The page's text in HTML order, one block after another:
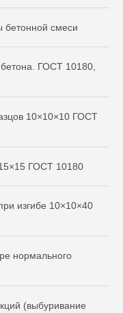
бетонной смеси
ГОСТ 10180,
10×10×10 ГОСТ
ГОСТ 10180
изгибе 10×10×40
нормального
(выбуривание